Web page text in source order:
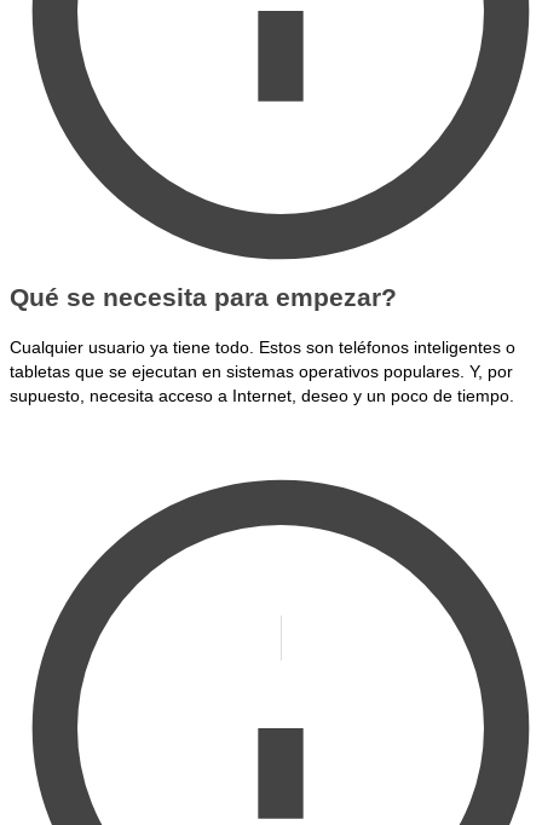
Qué se necesita para empezar?
Cualquier usuario ya tiene todo. Estos son teléfonos inteligentes o
tabletas que se ejecutan en sistemas operativos populares. Y, por
supuesto, necesita acceso a Internet, deseo y un poco de tiempo.